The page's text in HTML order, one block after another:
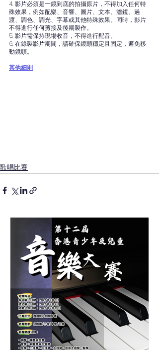
4. 影片必須是一鏡到底的拍攝原片，不得加入任何特
殊效果，例如配樂、音響、圖片、文本、濾鏡、過
渡、調色、調光、字幕或其他特殊效果。同時，影片
不得進行任何剪接及後期製作。
5. 影片需保持現場收音，不得進行配音。
6. 在錄製影片期間，請確保鏡頭穩定且固定，避免移
動鏡頭。
其他細則
歌唱比賽